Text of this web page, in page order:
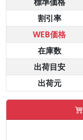
割引率
WEB価格
在庫数
出荷目安
出荷元